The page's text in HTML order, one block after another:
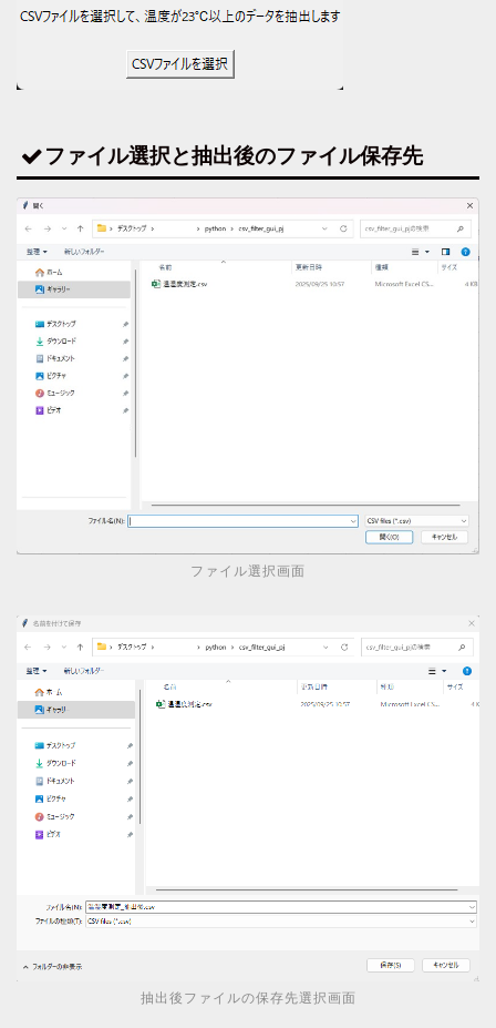
ファイル選択と抽出後のファイル保存先
ファイル選択画面
抽出後ファイルの保存先選択画面